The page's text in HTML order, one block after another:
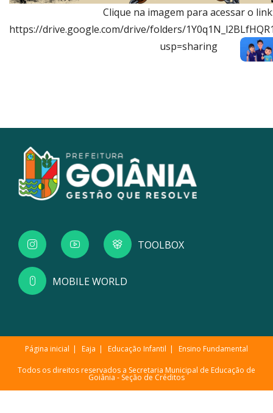
Clique na imagem para acessar o
https://drive.google.com/drive/folders/
usp=sharing
TOOLBOX
MOBILE WORLD
Página inicial Eaja Educação Infantil Ensino Fundamental
Todos os direitos reservados a Secretaria Municipal de Educação de
Goiânia - Seção de Créditos